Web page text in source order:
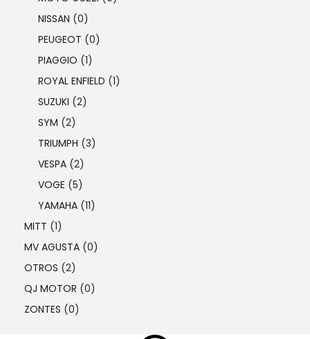
NISSAN (0)
PEUGEOT (0)
PIAGGIO (1)
ROYAL ENFIELD (1)
SUZUKI (2)
SYM (2)
TRIUMPH (3)
VESPA (2)
VOGE (5)
YAMAHA (11)
MITT (1)
MV AGUSTA (0)
OTROS (2)
QJ MOTOR (0)
ZONTES (0)